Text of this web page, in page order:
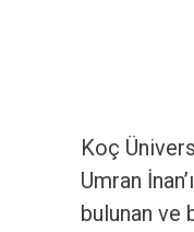
Koç
Umran
bulunan ve